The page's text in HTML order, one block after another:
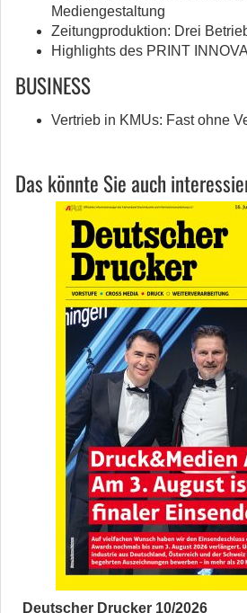
Mediengestaltung
Zeitungproduktion: Drei
Highlights des PRINT
BUSINESS
Vertrieb in KMUs: Fast ohne
Das könnte Sie auch
Deutscher Drucker 10/2026